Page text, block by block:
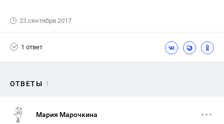
23 сентября 2017
1 ответ
ОТВЕТЫ 1
Мария Марочкина